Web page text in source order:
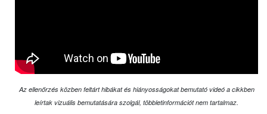
Az ellenőrzés közben feltárt hibákat és hiányosságokat bemutató videó a cikkben
leírtak vizuális bemutatására szolgál, többletinformációt nem tartalmaz.